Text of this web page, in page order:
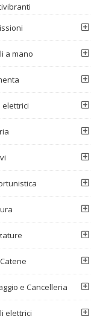
a mano
elettrici
e Cancelleria
elettrici